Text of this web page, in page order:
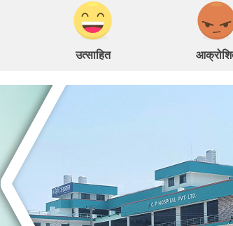
उत्साहित